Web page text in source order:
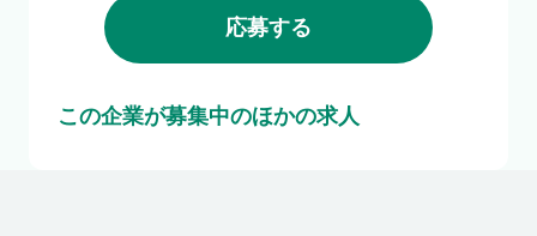
応募する
この企業が募集中のほかの求人